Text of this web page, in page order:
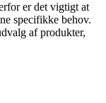
er det vigtigt at
specifikke behov.
af produkter,